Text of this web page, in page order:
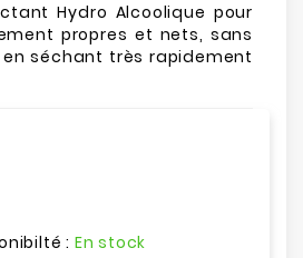
Hydro Alcoolique pour
propres et nets, sans
séchant très rapidement
: En stock